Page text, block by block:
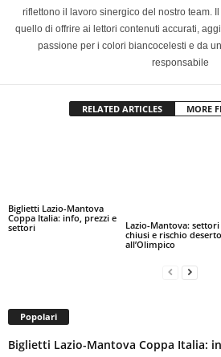
riflettono il lavoro sinergico del nostro team.
quello di offrire ai lettori contenuti accurati,
passione per i colori biancocelesti e da
responsabile
RELATED ARTICLES MORE
Biglietti Lazio-Mantova
Coppa Italia: info, prezzi e
settori
Lazio-Mantova: settori
chiusi e rischio deserto
all’Olimpico
Popolari
Biglietti Lazio-Mantova Coppa Italia: